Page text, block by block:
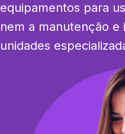
equipamentos para
nem a manutenção e
unidades